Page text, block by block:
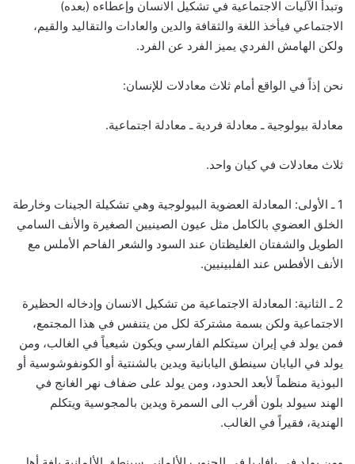
وتبدأ الآليات الاجتماعية في تشكيل الانسان وإعطاءه (بعده)
الاجتماعي فيأخذ اللغة والثقافة والدين والعادات والتقاليد والقيم،
ولكن الهامش الفردي يميز الفرد عن الفرد.
نحن إذاً في الواقع أمام ثلاث معادلات للإنسان:
معادلة بيولوجية ـ معادلة فردية ـ معادلة اجتماعية.
ثلاث معادلات في كيان واحد.
1 ـ الأولى: المعادلة العضوية البيولوجية وهي تشكيلة الجينات وخارطة
الخلق العضوي بالكامل مثل عيون الصينيين الصغيرة والأنف السامي
الطويل والشفتان الغليظتان عند السود والشعر الفاحم الأملس مع
الأنف الأفطس عند الفلبينيين.
2 ـ الثانية: المعادلة الاجتماعية من تشكيل الانسان وإدخاله الحظيرة
الاجتماعية ولكن بسمة مشتركة لكل من يتنفس في هذا المجتمع،
فمن يولد في إيران سيتكلم الفارسي ويكون شيعياً في الغالب، ومن
يولد في اليابان سينطق اليابانية ويدين بالشنتية أو الكونفوشوسية أو
البوذية منظماً لأبعد الحدود، ومن يولد على ضفاف نهر الغانج في
الهند سيولد بلون أقرب الى السمرة ويدين بالمجوسية ويتكلم
الهندية، فقيراً في الغالب.